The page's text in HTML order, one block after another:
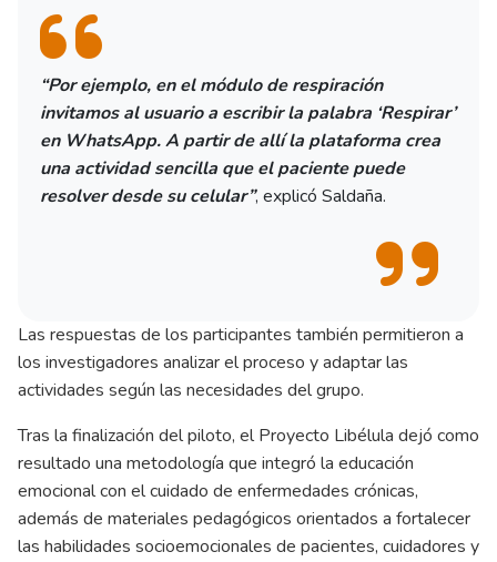
“Por ejemplo, en el módulo de respiración
invitamos al usuario a escribir la palabra ‘Respirar’
en WhatsApp. A partir de allí la plataforma crea
una actividad sencilla que el paciente puede
resolver desde su celular”, explicó Saldaña.
Las respuestas de los participantes también permitieron a
los investigadores analizar el proceso y adaptar las
actividades según las necesidades del grupo.
Tras la finalización del piloto, el Proyecto Libélula dejó como
resultado una metodología que integró la educación
emocional con el cuidado de enfermedades crónicas,
además de materiales pedagógicos orientados a fortalecer
las habilidades socioemocionales de pacientes, cuidadores y